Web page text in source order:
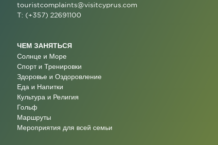
touristcomplaints@visitcyprus.com
T: (+357) 22691100
ЧЕМ ЗАНЯТЬСЯ
Солнце и Море
Спорт и Тренировки
Здоровье и Оздоровление
Еда и Напитки
Культура и Религия
Гольф
Маршруты
Мероприятия для всей семьи